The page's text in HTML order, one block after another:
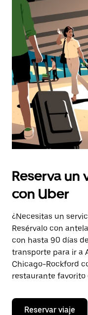
Reserva un
con Uber
¿Necesitas un
Resérvalo con
con hasta 90 días
transporte para ir a
Chicago-Rockford
restaurante favorito
Reservar viaje